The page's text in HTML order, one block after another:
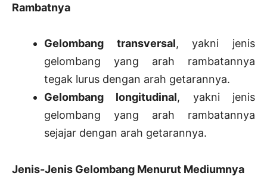
Rambatnya
Gelombang transversal, yakni jenis
gelombang yang arah rambatannya
tegak lurus dengan arah getarannya.
Gelombang longitudinal, yakni jenis
gelombang yang arah rambatannya
sejajar dengan arah getarannya.
Jenis-Jenis Gelombang Menurut Mediumnya